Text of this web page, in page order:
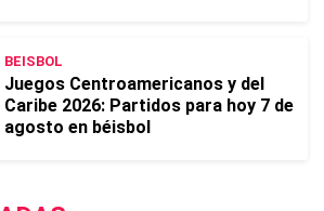
BEISBOL
Juegos Centroamericanos y del
Caribe 2026: Partidos para hoy 7 de
agosto en béisbol